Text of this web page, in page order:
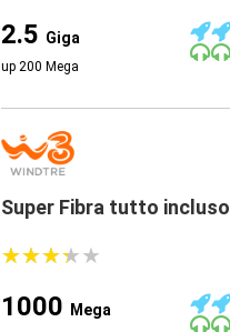
2.5 Giga
up 200 Mega
Super Fibra tutto incluso
★★★★★
★★★★★
1000 Mega